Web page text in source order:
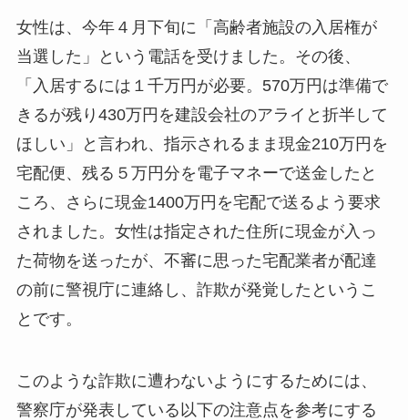
女性は、今年４月下旬に「高齢者施設の入居権が
当選した」という電話を受けました。その後、
「入居するには１千万円が必要。570万円は準備で
きるが残り430万円を建設会社のアライと折半して
ほしい」と言われ、指示されるまま現金210万円を
宅配便、残る５万円分を電子マネーで送金したと
ころ、さらに現金1400万円を宅配で送るよう要求
されました。女性は指定された住所に現金が入っ
た荷物を送ったが、不審に思った宅配業者が配達
の前に警視庁に連絡し、詐欺が発覚したというこ
とです。
このような詐欺に遭わないようにするためには、
警察庁が発表している以下の注意点を参考にする